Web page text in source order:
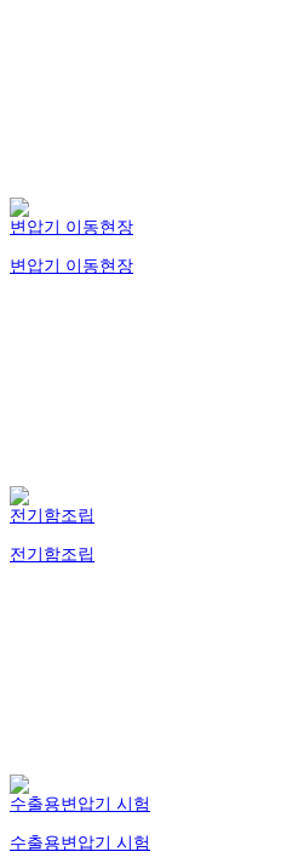
변압기 이동현장
변압기 이동현장
전기함조립
전기함조립
수출용변압기 시험
수출용변압기 시험